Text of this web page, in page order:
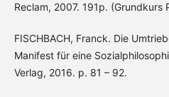
Reclam, 2007. 191p. (Grundkurs
FISCHBACH, Franck. Die
Manifest für eine
Verlag, 2016. p. 81 – 92.